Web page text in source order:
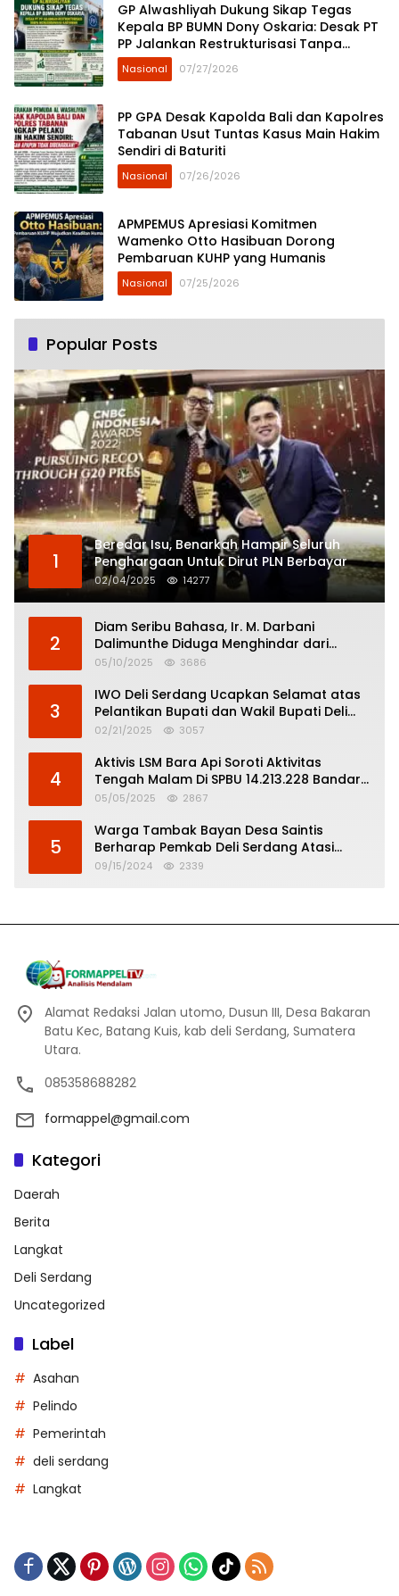
GP Alwashliyah Dukung Sikap Tegas
Kepala BP BUMN Dony Oskaria: Desak PT
PP Jalankan Restrukturisasi Tanpa
Mengorbankan Karyawan
Nasional 07/27/2026
PP GPA Desak Kapolda Bali dan Kapolres
Tabanan Usut Tuntas Kasus Main Hakim
Sendiri di Baturiti
Nasional 07/26/2026
APMPEMUS Apresiasi Komitmen
Wamenko Otto Hasibuan Dorong
Pembaruan KUHP yang Humanis
Nasional 07/25/2026
Popular Posts
1
Beredar Isu, Benarkah Hampir Seluruh
Penghargaan Untuk Dirut PLN Berbayar
02/04/2025 14277
2
Diam Seribu Bahasa, Ir. M. Darbani
Dalimunthe Diduga Menghindar dari
Pertanggungjawaban Politik
05/10/2025 3686
3
IWO Deli Serdang Ucapkan Selamat atas
Pelantikan Bupati dan Wakil Bupati Deli
Serdang
02/21/2025 3057
4
Aktivis LSM Bara Api Soroti Aktivitas
Tengah Malam Di SPBU 14.213.228 Bandar
Tinggi
05/05/2025 2867
5
Warga Tambak Bayan Desa Saintis
Berharap Pemkab Deli Serdang Atasi
Banjir
09/15/2024 2339
Alamat Redaksi Jalan utomo, Dusun III, Desa Bakaran
Batu Kec, Batang Kuis, kab deli Serdang, Sumatera
Utara.
085358688282
formappel@gmail.com
Kategori
Daerah
Berita
Langkat
Deli Serdang
Uncategorized
Label
Asahan
Pelindo
Pemerintah
deli serdang
Langkat